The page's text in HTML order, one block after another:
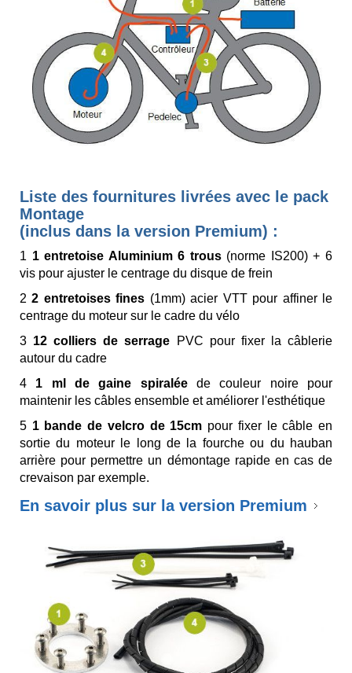
Liste des fournitures livrées avec le pack
Montage
(inclus dans la version Premium) :
1 1 entretoise Aluminium 6 trous(norme IS200) + 6
vis pour ajuster le centrage du disque de frein
2 2 entretoises fines (1mm) acier VTT pour affiner le
centrage du moteur sur le cadre du vélo
3 12 colliers de serrage PVC pour fixer la câblerie
autour du cadre
4 1 ml de gaine spiraléede couleur noire pour
maintenir les câbles ensemble et améliorer l'esthétique
5 1 bande de velcro de 15cm pour fixer le câble en
sortie du moteur le long de la fourche ou du hauban
arrière pour permettre un démontage rapide en cas de
crevaison par exemple.
En savoir plus sur la version Premium